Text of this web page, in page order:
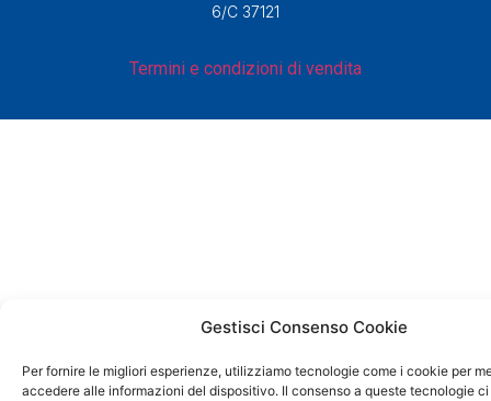
Gestisci Consenso Cookie
Per fornire le migliori esperienze, utilizziamo tecnologie come i cookie per
accedere alle informazioni del dispositivo. Il consenso a queste tecnologie
6/C 37121
Termini e condizioni di vendita